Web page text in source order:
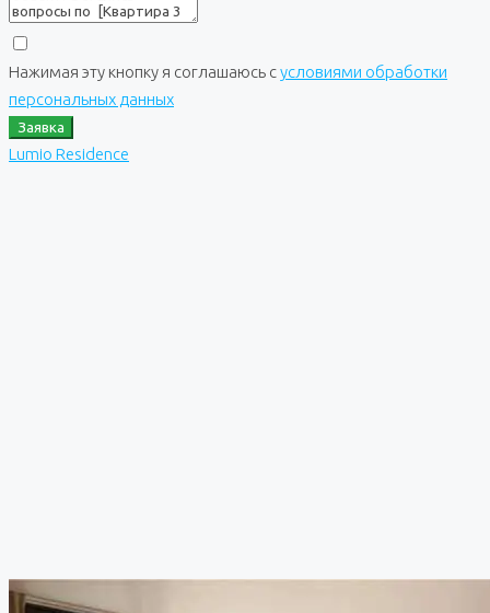
Нажимая эту кнопку я соглашаюсь сусловиями обработки
персональных данных
Заявка
Lumio Residence